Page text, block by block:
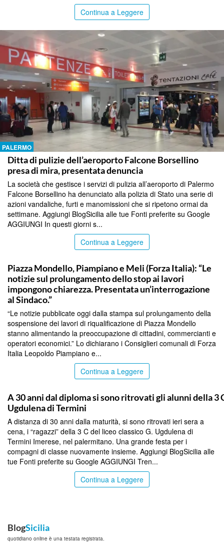
Continua a Leggere
PALERMO
Ditta di pulizie dell’aeroporto Falcone Borsellino
presa di mira, presentata denuncia
La società che gestisce i servizi di pulizia all’aeroporto di Palermo
Falcone Borsellino ha denunciato alla polizia di Stato una serie di
azioni vandaliche, furti e manomissioni che si ripetono ormai da
settimane. Aggiungi BlogSicilia alle tue Fonti preferite su Google
AGGIUNGI In questi giorni s...
Continua a Leggere
Piazza Mondello, Piampiano e Meli (Forza Italia): “Le
notizie sul prolungamento dello stop ai lavori
impongono chiarezza. Presentata un’interrogazione
al Sindaco.”
“Le notizie pubblicate oggi dalla stampa sul prolungamento della
sospensione dei lavori di riqualificazione di Piazza Mondello
stanno alimentando la preoccupazione di cittadini, commercianti e
operatori economici.” Lo dichiarano i Consiglieri comunali di Forza
Italia Leopoldo Piampiano e...
Continua a Leggere
A 30 anni dal diploma si sono ritrovati gli alunni della 3
Ugdulena di Termini
A distanza di 30 anni dalla maturità, si sono ritrovati ieri sera a
cena, i “ragazzi” della 3 C del liceo classico G. Ugdulena di
Termini Imerese, nel palermitano. Una grande festa per i
compagni di classe nuovamente insieme. Aggiungi BlogSicilia alle
tue Fonti preferite su Google AGGIUNGI Tren...
Continua a Leggere
BlogSicilia
quotidiano online è una testata registrata.